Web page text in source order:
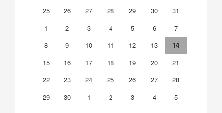
25
26 27 28 29 30
31
1
2 3 4 5 6
7
8
9 10 11 12 13
14
15
16 17 18 19 20
21
22
23 24 25 26 27
28
29
30 1 2 3 4 5